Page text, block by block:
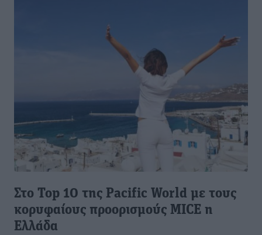
Στο Top 10 της Pacific World με τους
κορυφαίους προορισμούς MICE η
Ελλάδα